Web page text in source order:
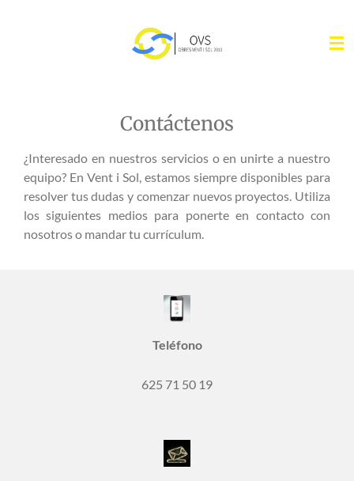
Contáctenos
¿Interesado en nuestros servicios o en unirte a nuestro
equipo? En Vent i Sol, estamos siempre disponibles para
resolver tus dudas y comenzar nuevos proyectos. Utiliza
los siguientes medios para ponerte en contacto con
nosotros o mandar tu currículum.
Teléfono
625 71 50 19